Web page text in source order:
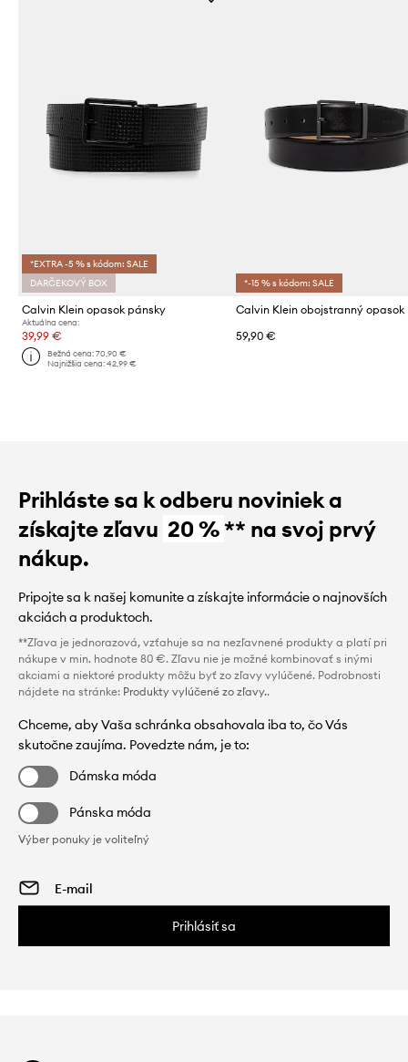
*EXTRA -5 % s kódom: SALE
DARČEKOVÝ BOX
Calvin Klein opasok pánsky
Aktuálna cena:
39,99 €
Bežná cena:70,90 €
Najnižšia cena:42,99 €
*-15 % s kódom: SALE
59,90 €
Prihláste sa k odberu noviniek a
získajte zľavu 20 %** na svoj prvý
nákup.
Pripojte sa k našej komunite a získajte informácie o najnovších
akciách a produktoch.
**Zľava je jednorazová, vzťahuje sa na nezľavnené produkty a platí pri
nákupe v min. hodnote 80 €. Zľavu nie je možné kombinovať s inými
akciami a niektoré produkty môžu byť zo zľavy vylúčené. Podrobnosti
nájdete na stránke: Produkty vylúčené zo zľavy..
Chceme, aby Vaša schránka obsahovala iba to, čo Vás
skutočne zaujíma. Povedzte nám, je to:
Dámska móda
Pánska móda
Výber ponuky je voliteľný
Prihlásiť sa